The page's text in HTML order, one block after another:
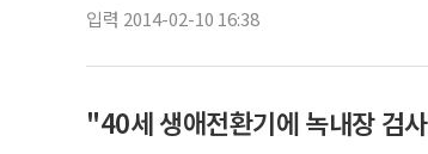
입력 2014-02-10 16:38
"40세 생애전환기에 녹내장 검